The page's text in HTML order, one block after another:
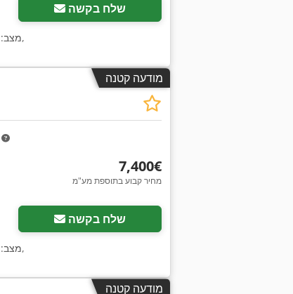
שלח בקשה
מצב:,
מודעה קטנה
‏7,400 ‏€
מחיר קבוע בתוספת מע"מ
שלח בקשה
מצב:,
מודעה קטנה